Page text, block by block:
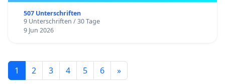
507 Unterschriften
9 Unterschriften / 30 Tage
9 Jun 2026
1 2 3 4 5 6 »